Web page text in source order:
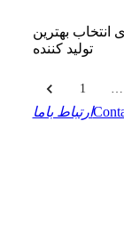
انتخاب بهترین
تولید کننده
1
ارتباط باما